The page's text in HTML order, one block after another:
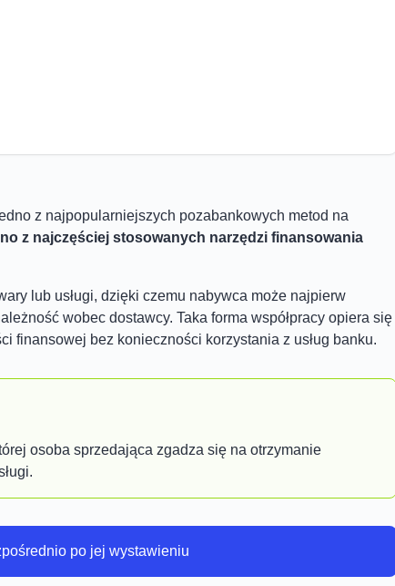
z najpopularniejszych pozabankowych metod na
z najczęściej stosowanych narzędzi finansowania
lub usługi, dzięki czemu nabywca może najpierw
wobec dostawcy. Taka forma współpracy opiera się
finansowej bez konieczności korzystania z usług banku.
osoba sprzedająca zgadza się na otrzymanie
po jej wystawieniu